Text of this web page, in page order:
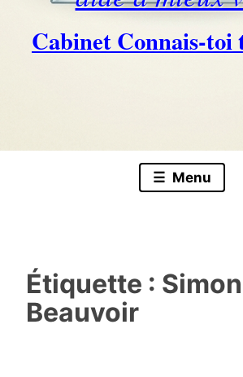
Cabinet Connais-toi
content
Menu
Étiquette :
Beauvoir